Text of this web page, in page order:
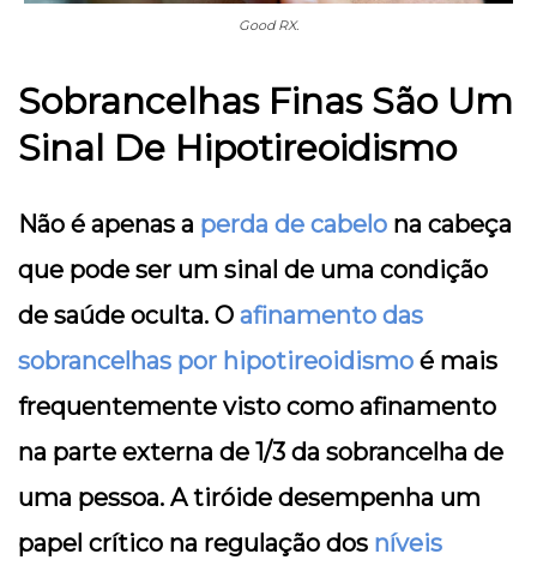
Good RX.
Sobrancelhas Finas São Um
Sinal De Hipotireoidismo
Não é apenas a perda de cabelo na cabeça
que pode ser um sinal de uma condição
de saúde oculta. O afinamento das
sobrancelhas por hipotireoidismo é mais
frequentemente visto como afinamento
na parte externa de 1/3 da sobrancelha de
uma pessoa. A tiróide desempenha um
papel crítico na regulação dos níveis